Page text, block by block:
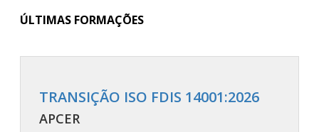
ÚLTIMAS FORMAÇÕES
TRANSIÇÃO ISO FDIS 14001:2026
APCER